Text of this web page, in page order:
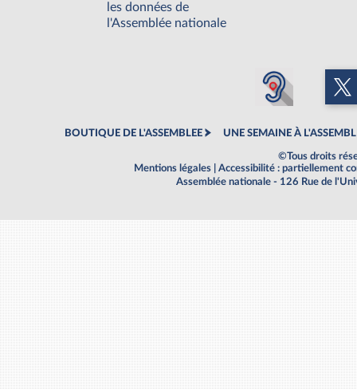
les données de
l'Assemblée nationale
BOUTIQUE DE L'ASSEMBLEE UNE SEMAINE À
©Tous droits
Mentions légales
Accessibilité : partiellement
Assemblée nationale - 126 Rue de